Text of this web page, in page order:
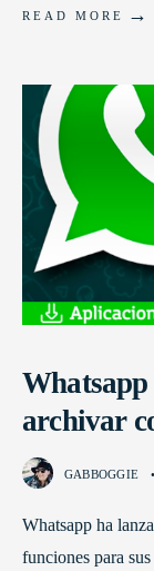
READ MORE →
archivar
GABBOGGIE •
Whatsapp ha
funciones para